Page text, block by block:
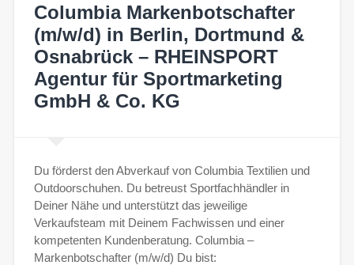
Columbia Markenbotschafter
(m/w/d) in Berlin, Dortmund &
Osnabrück – RHEINSPORT
Agentur für Sportmarketing
GmbH & Co. KG
Du förderst den Abverkauf von Columbia Textilien und
Outdoorschuhen. Du betreust Sportfachhändler in
Deiner Nähe und unterstützt das jeweilige
Verkaufsteam mit Deinem Fachwissen und einer
kompetenten Kundenberatung. Columbia –
Markenbotschafter (m/w/d) Du bist: